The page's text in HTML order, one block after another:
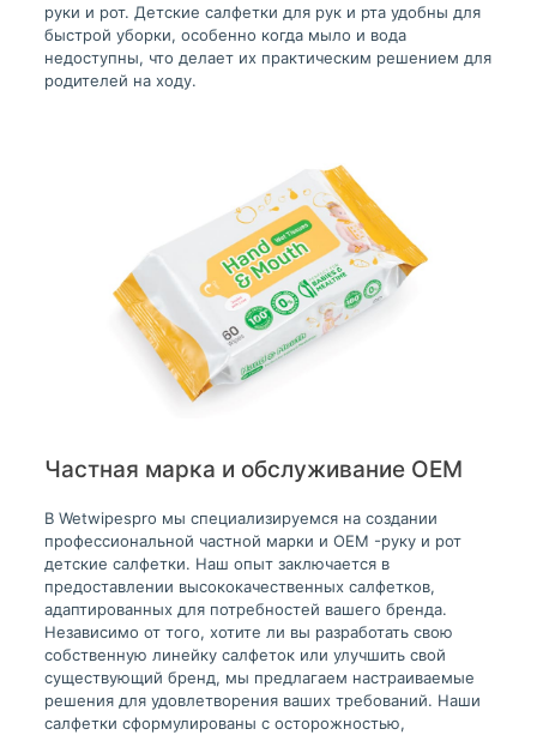
руки и рот. Детские салфетки для рук и рта удобны для
быстрой уборки, особенно когда мыло и вода
недоступны, что делает их практическим решением для
родителей на ходу.
Частная марка и обслуживание OEM
В Wetwipespro мы специализируемся на создании
профессиональной частной марки и OEM -руку и рот
детские салфетки. Наш опыт заключается в
предоставлении высококачественных салфетков,
адаптированных для потребностей вашего бренда.
Независимо от того, хотите ли вы разработать свою
собственную линейку салфеток или улучшить свой
существующий бренд, мы предлагаем настраиваемые
решения для удовлетворения ваших требований. Наши
салфетки сформулированы с осторожностью,